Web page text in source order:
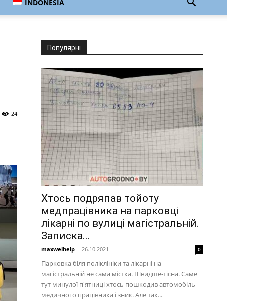
INDONESIA
24
Популярні
Хтось подряпав тойоту
медпрацівника на парковці
лікарні по вулиці магістральній.
Записка...
maxwelhelp - 26.10.2021 0
Парковка біля поліклініки та лікарні на
магістральній не сама містка. Швидше-тісна. Саме
тут минулої п'ятниці хтось пошкодив автомобіль
медичного працівника і зник. Але так...